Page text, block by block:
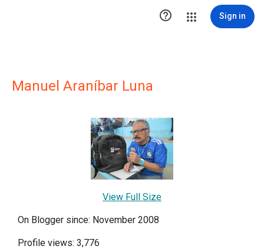
 Sign in
Manuel Araníbar Luna
View Full Size
On Blogger since: November 2008
Profile views: 3,776